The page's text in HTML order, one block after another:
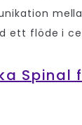
ett flöde i
Spinal